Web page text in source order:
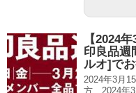
【2024
印良品週
ルオ]で
2024年3月
方、2024年